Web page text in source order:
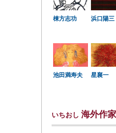
棟方志功 浜口陽三
池田満寿夫 星襄一
いちおし 海外作家